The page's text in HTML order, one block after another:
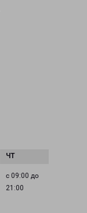
с 09:00 до
21:00